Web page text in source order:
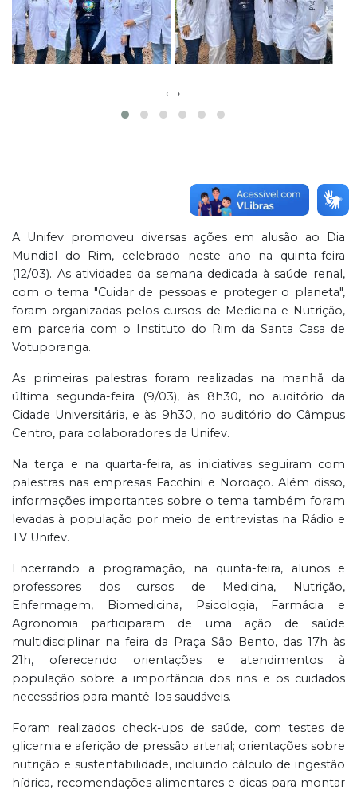
‹ ›
A Unifev promoveu diversas ações em alusão ao Dia
Mundial do Rim, celebrado neste ano na quinta-feira
(12/03). As atividades da semana dedicada à saúde renal,
com o tema "Cuidar de pessoas e proteger o planeta",
foram organizadas pelos cursos de Medicina e Nutrição,
em parceria com o Instituto do Rim da Santa Casa de
Votuporanga.
As primeiras palestras foram realizadas na manhã da
última segunda-feira (9/03), às 8h30, no auditório da
Cidade Universitária, e às 9h30, no auditório do Câmpus
Centro, para colaboradores da Unifev.
Na terça e na quarta-feira, as iniciativas seguiram com
palestras nas empresas Facchini e Noroaço. Além disso,
informações importantes sobre o tema também foram
levadas à população por meio de entrevistas na Rádio e
TV Unifev.
Encerrando a programação, na quinta-feira, alunos e
professores dos cursos de Medicina, Nutrição,
Enfermagem, Biomedicina, Psicologia, Farmácia e
Agronomia participaram de uma ação de saúde
multidisciplinar na feira da Praça São Bento, das 17h às
21h, oferecendo orientações e atendimentos à
população sobre a importância dos rins e os cuidados
necessários para mantê-los saudáveis.
Foram realizados check-ups de saúde, com testes de
glicemia e aferição de pressão arterial; orientações sobre
nutrição e sustentabilidade, incluindo cálculo de ingestão
hídrica, recomendações alimentares e dicas para montar